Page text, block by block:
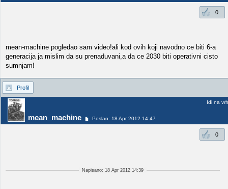
0
mean-machine pogledao sam video!ali kod ovih koji navodno ce biti 6-a
generacija ja mislim da su prenaduvani,a da ce 2030 biti operativni cisto
sumnjam!
Profil
mean_machine Poslao: 18 Apr 2012 14:47
Idi na vrh
0
Napisano: 18 Apr 2012 14:39